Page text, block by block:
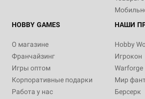
HOBBY GAMES
О магазине
Франчайзинг
Игры оптом
Корпоративные подарки
Работа у нас
НАШИ
Hobby
Игрокон
Warforge
Мир
Берсерк